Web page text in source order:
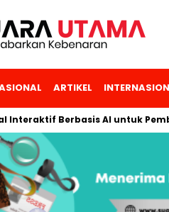
ARTIKEL
Berbasis AI untuk